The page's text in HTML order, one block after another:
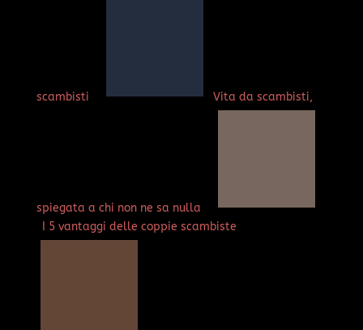
scambisti Vita da scambisti,
spiegata a chi non ne sa nulla
I 5 vantaggi delle coppie scambiste